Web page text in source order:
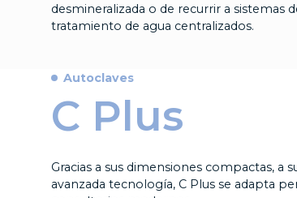
desmineralizada o de recurrir a sistemas
tratamiento de agua centralizados.
Autoclaves
C Plus
Gracias a sus dimensiones compactas, a
avanzada tecnología, C Plus se adapta